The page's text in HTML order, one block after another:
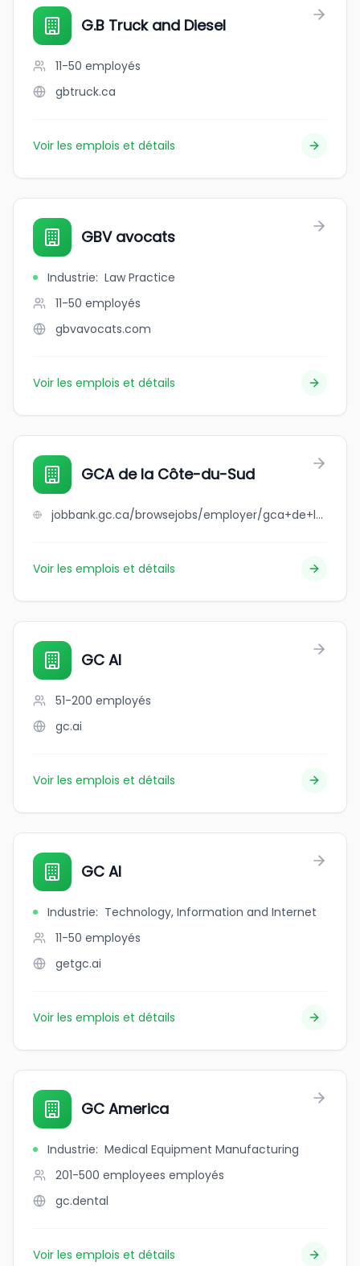
G.B Truck and Diesel
11-50 employés
gbtruck.ca
Voir les emplois et détails
GBV avocats
Industrie: Law Practice
11-50 employés
gbvavocats.com
Voir les emplois et détails
GCA de la Côte-du-Sud
jobbank.gc.ca/browsejobs/employer/gca+de+la+c%C3%B4te-du-sud/ca
Voir les emplois et détails
GC AI
51-200 employés
gc.ai
Voir les emplois et détails
GC AI
Industrie: Technology, Information and Internet
11-50 employés
getgc.ai
Voir les emplois et détails
GC America
Industrie: Medical Equipment Manufacturing
201-500 employees employés
gc.dental
Voir les emplois et détails